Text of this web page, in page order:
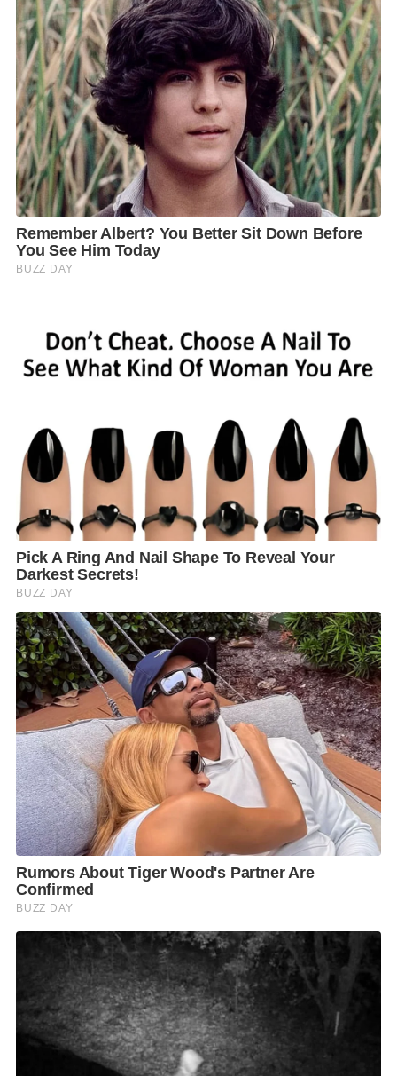
มาตรการการดูแลสาธารณสุขตามแนวชายแดน พบผู้ติด
เชื้อในกรณีท่าขี้เหล็กจำนวน 67 ราย ส่วนใหญ่อยู่ใน
จังหวัดเชียงราย และทุกรายตอนนี้อยู่ใน Local
Quarantine โดย ศูนย์ปฏิบัติการแก้ไขสถานการณ์ฉุกเฉิน
ด้านความมั่นคงร่วมกับกระทรวงมหาดไทยได้ลงพื้นที่เพื่อ
สำรวจข้อเท็จจริง และสร้างกลไกความร่วมมือระหว่าง
ชายแดน ในการจับกุม ดูแล คนที่ผ่านเข้ามา
ทั้งนี้กระทรวงมหาดไทยได้ซักซ้อมกับผู้ว่าราชการจังหวัด
ในฐานะผู้อำนวยการรักษาความมั่นคงภายในจังหวัด เพื่อ
ความร่วมมือประชาชนที่อาศัยอยู่บริเวณชายแดนให้เป็น
หูเป็นตาผู้ที่ลักลอบเข้ามาอย่างผิดกฎหมาย
สาธารณสุขทุกจังหวัด ที่ทำงานกันอย่างเข้มแข็ง มั่นใจว่า
จะปกป้องแนวชายแดนได้เป็นอย่างดี สำหรับการจัดงาน
รื่นเริง คอนเสิร์ต ดนตรี นาฏศิลป์ การแสดง เพื่อการเฉลิม
ฉลองในช่วงเทศกาลปีใหม่ สามารถจัดงานได้ โดยผู้จัด
งานและผู้ร่วมงานควรปฏิบัติตามมาตรการป้องกันโรค
อย่างเคร่งครัด
ด้านการพัฒนาวัคซีนป้องกันโควิด-19 ของโลก การ
ทดลองจากบริษัทต่าง ๆ มีความพร้อมของวัคซีนที่
ก้าวหน้าร้อยละ 62-95 โดยในส่วนของประเทศไทยได้มี
แผนการจัดหาร้อยละ 50 ของจำนวนประชากร (ประมาณ
33 ล้านคน) เป็นการจัดซื้อจัดหาและร่วมผลิตกับแอสตรา
เซเนกาประมาณ 26 ล้านโดส และมีการร่วมมือกับ
COVAX Facility โดยมี WHO เป็นแกนกลาง พร้อม
สนับสนุนการวิจัยของประเทศไทยด้วยเช่นกัน
ที่ประชุมรับทราบการปรับวันตรวจหาเชื้อโควิด-19
สำหรับผู้เข้ากักตัวในสถานกักกันตามที่ราชการกำหนด
โดยการตรวจเพื่อยืนยันหาเชื้อ (Swab) 3 ครั้ง แบ่งเป็น
ครั้งที่ 1 ช่วงวันที่ 0 – 1 ครั้งที่ 2 ช่วงวันที่ 9 – 10 และครั้ง
ที่ 3 ช่วงวันที่ 13 – 14 เริ่มดำเนินการวันที่ 1 – 31 ธ.ค. 63
และจะวิเคราะห์และประเมินผลในวันที่ 1 – 15 ม.ค. 64
พร้อมทั้งมอบหมายให้กระทรวงสาธารณสุขพิจารณา
แนวทางลดค่าใช้จ่ายในการตรวจหาเชื้อโควิด–19 ของ
โรงพยาบาลเอกชนที่เป็นคู่สัญญากับ ASQ นอกจากนี้ยัง
รับทราบการปรับหลักเกณฑ์การอนุญาตให้เรือยอร์ชเดิน